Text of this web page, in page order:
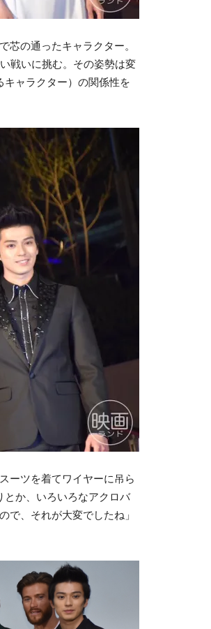
芯の通ったキャラクター。
戦いに挑む。その姿勢は変
ャラクター）の関係性を
ーツを着てワイヤーに吊ら
とか、いろいろなアクロバ
で、それが大変でしたね」